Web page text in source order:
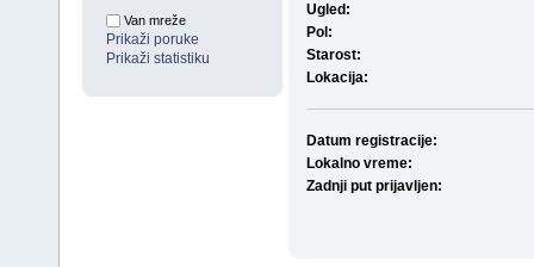
Van mreže
Prikaži poruke
Prikaži statistiku
Ugled:
Pol:
Starost:
Lokacija:
Datum registracije:
Lokalno vreme:
Zadnji put prijavljen: